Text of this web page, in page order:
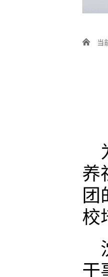
当
养
校
干